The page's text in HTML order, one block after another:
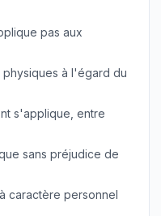
pas aux
à l'égard du
s'applique, entre
sans préjudice de
caractère personnel